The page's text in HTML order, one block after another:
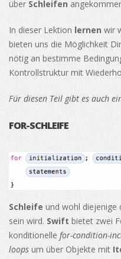
über Schleifen
In dieser Lektion lernen wir
bieten uns die Möglichkeit
nötig an bestimme
Kontrollstruktur mit
Für diesen Teil gibt es auch
FOR-SCHLEIFE
Schleife und wohl diejenige
sein wird. Swift bietet zwei
konditionelle for-condition-
loops um über Objekte mit